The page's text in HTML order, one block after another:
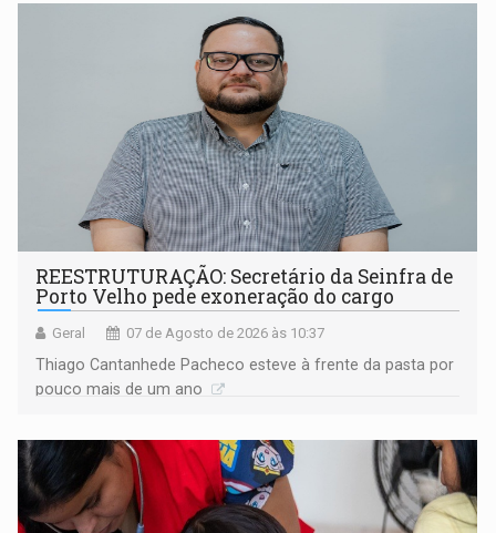
REESTRUTURAÇÃO: Secretário da Seinfra de
Porto Velho pede exoneração do cargo
Geral 07 de Agosto de 2026 às 10:37
Thiago Cantanhede Pacheco esteve à frente da pasta por
pouco mais de um ano